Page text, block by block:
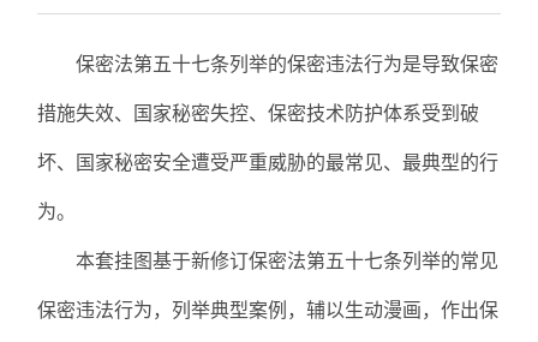
保密法第五十七条列举的保密违法行为是导致保密
措施失效、国家秘密失控、保密技术防护体系受到破
坏、国家秘密安全遭受严重威胁的最常见、最典型的行
为。
本套挂图基于新修订保密法第五十七条列举的常见
保密违法行为，列举典型案例，辅以生动漫画，作出保